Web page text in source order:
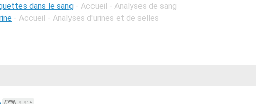
dans le sang - Accueil - Analyses de sang
- Accueil - Analyses d'urines et de selles